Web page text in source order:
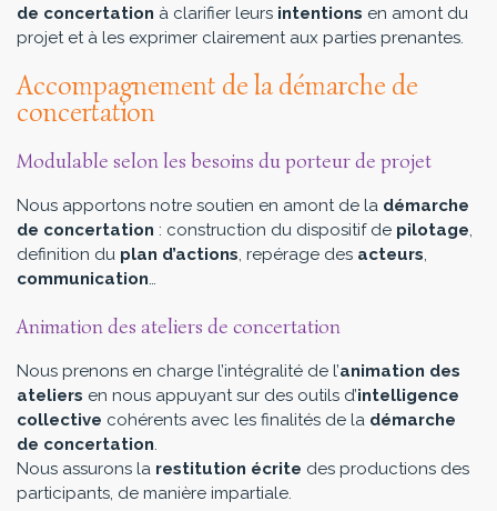
de concertation à clarifier leurs intentions en amont du
projet et à les exprimer clairement aux parties prenantes.
Accompagnement de la démarche de
concertation
Modulable selon les besoins du porteur de projet
Nous apportons notre soutien en amont de la démarche
de concertation : construction du dispositif de pilotage,
definition du plan d’actions, repérage des acteurs,
communication…
Animation des ateliers de concertation
Nous prenons en charge l’intégralité de l’animation des
ateliers en nous appuyant sur des outils d’intelligence
collective cohérents avec les finalités de la démarche
de concertation.
Nous assurons la restitution écrite des productions des
participants, de manière impartiale.